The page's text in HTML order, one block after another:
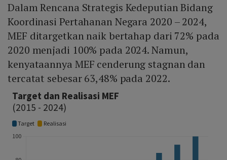
Dalam Rencana Strategis Kedeputian Bidang
Koordinasi Pertahanan Negara 2020 – 2024,
MEF ditargetkan naik bertahap dari 72% pada
2020 menjadi 100% pada 2024. Namun,
kenyataannya MEF cenderung stagnan dan
tercatat sebesar 63,48% pada 2022.